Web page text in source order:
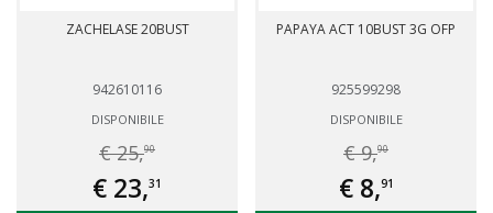
ZACHELASE 20BUST
942610116
DISPONIBILE
€ 25,90
€ 23,31
PAPAYA ACT 10BUST 3G OFP
925599298
DISPONIBILE
€ 9,90
€ 8,91